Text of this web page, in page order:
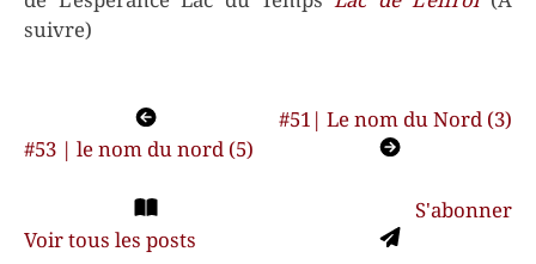
suivre)
Navigation
de
#51| Le nom du Nord (3)
#53 | le nom du nord (5)
Voir tous les posts
S'abonner